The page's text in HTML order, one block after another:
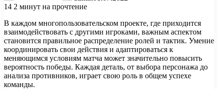
14 2 минут на прочтение
В каждом многопользовательском проекте, где приходится
взаимодействовать с другими игроками, важным аспектом
становится правильное распределение ролей и тактик. Умение
координировать свои действия и адаптироваться к
меняющимся условиям матча может значительно повысить
вероятность победы. Каждая деталь, от выбора персонажа до
анализа противников, играет свою роль в общем успехе
команды.